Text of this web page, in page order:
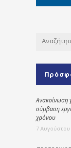
Ανακοίνωση
σύμβαση
χρόνου
7 Αυγούστου